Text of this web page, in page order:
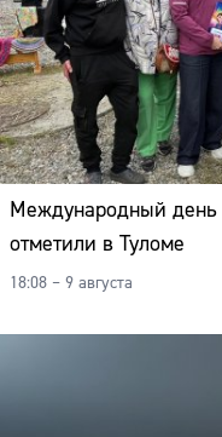
Международный день
отметили в Туломе
18:08 – 9 августа